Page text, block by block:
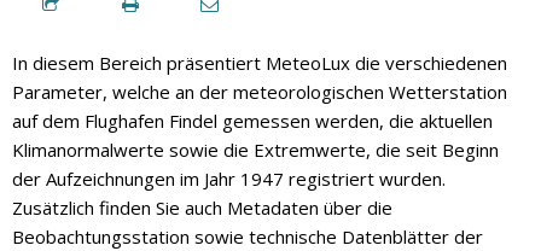
In diesem Bereich präsentiert MeteoLux die verschiedenen
Parameter, welche an der meteorologischen Wetterstation
auf dem Flughafen Findel gemessen werden, die aktuellen
Klimanormalwerte sowie die Extremwerte, die seit Beginn
der Aufzeichnungen im Jahr 1947 registriert wurden.
Zusätzlich finden Sie auch Metadaten über die
Beobachtungsstation sowie technische Datenblätter der